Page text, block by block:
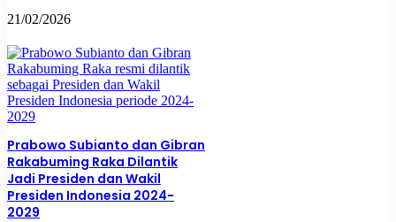
21/02/2026
Prabowo Subianto dan Gibran
Rakabuming Raka Dilantik
Jadi Presiden dan Wakil
Presiden Indonesia 2024-
2029